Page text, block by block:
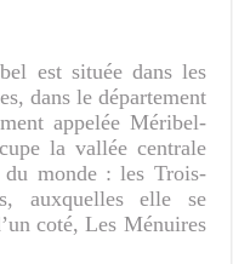
est située dans les
dans le département
appelée Méribel-
la vallée centrale
monde : les Trois-
auxquelles elle se
coté, Les Ménuires